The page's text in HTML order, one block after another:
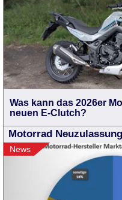
Was kann das 2026er
neuen E-Clutch?
Motorrad
News